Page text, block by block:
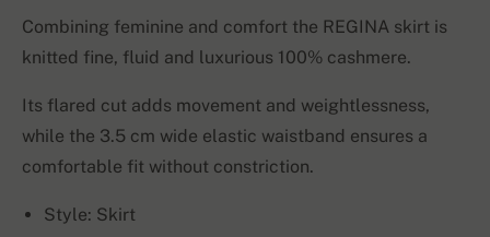
Combining feminine and comfort the REGINA skirt is
knitted fine, fluid and luxurious 100% cashmere.
Its flared cut adds movement and weightlessness,
while the 3.5 cm wide elastic waistband ensures a
comfortable fit without constriction.
Style: Skirt